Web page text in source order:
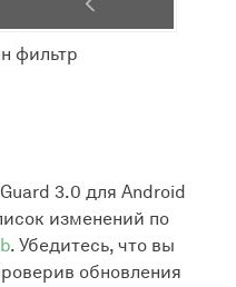
фильтр
3.0 для Android
изменений по
. Убедитесь, что вы
обновления